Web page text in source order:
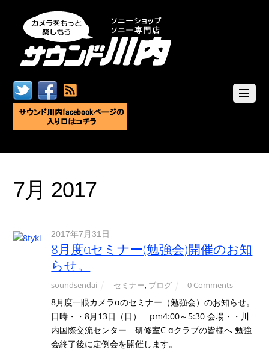
7月 2017
2017年7月31日
8月度αセミナー(勉強会)開催のお知
らせ。
soundsendai セミナー, ブログ 0 Comments
8月度一眼カメラαのセミナー（勉強会）のお知らせ。
日時・・8月13日（日） pm4:00～5:30 会場・・川
内国際交流センター 研修室C αクラブの皆様へ 勉強
会終了後に定例会を開催します。